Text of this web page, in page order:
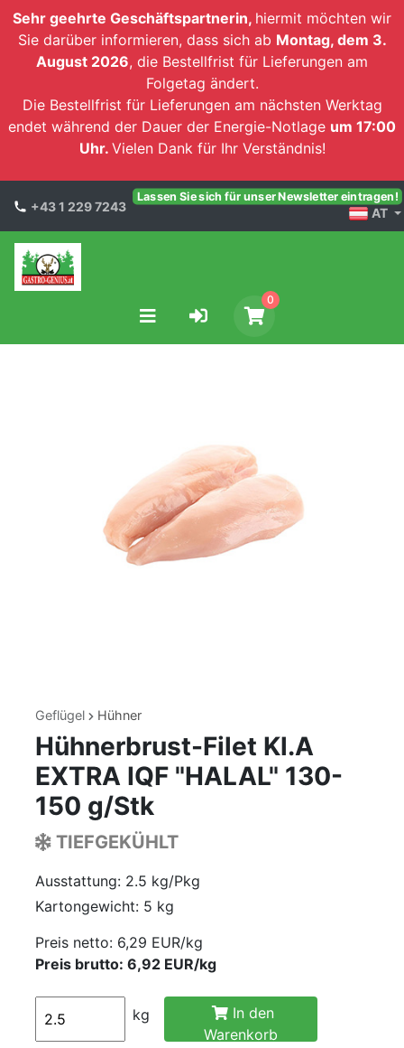
Sehr geehrte Geschäftspartnerin, hiermit möchten wir
Sie darüber informieren, dass sich ab Montag, dem 3.
August 2026, die Bestellfrist für Lieferungen am
Folgetag ändert.
Die Bestellfrist für Lieferungen am nächsten Werktag
endet während der Dauer der Energie-Notlage um 17:00
Uhr. Vielen Dank für Ihr Verständnis!
+43 1 229 7243
Lassen Sie sich für unser Newsletter eintragen!
AT
0
Geflügel Hühner
Hühnerbrust-Filet Kl.A
EXTRA IQF "HALAL" 130-
150 g/Stk
TIEFGEKÜHLT
Ausstattung: 2.5 kg/Pkg
Kartongewicht: 5 kg
Preis netto: 6,29 EUR/kg
Preis brutto: 6,92 EUR/kg
kg
In den
Warenkorb